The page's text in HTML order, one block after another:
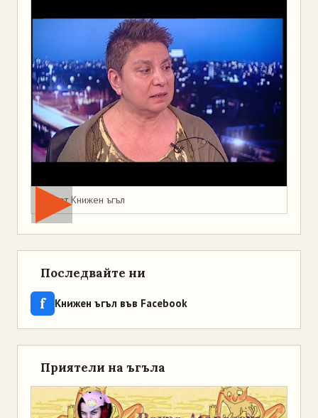
Мая от Книжен ъгъл
Последвайте ни
f Книжен ъгъл във Facebook
Приятели на ъгъла